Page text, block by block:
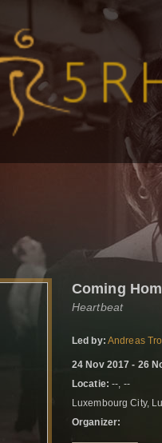
Coming
Heartbeat
Led by: Andreas
24 Nov 2017 - 26
Locatie: --, --
Luxembourg City,
Organizer: